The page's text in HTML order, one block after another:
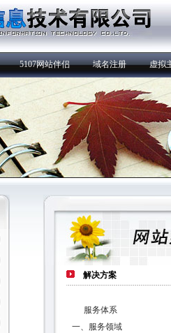
5107网站伴侣 域名注册 虚拟
解决方案
服务体系
一、服务领域